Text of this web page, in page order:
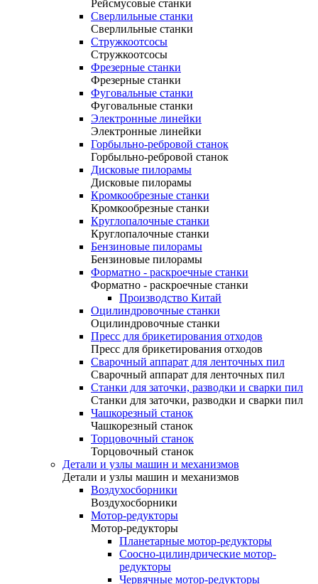
Рейсмусовые станки
Сверлильные станки
Сверлильные станки
Стружкоотсосы
Стружкоотсосы
Фрезерные станки
Фрезерные станки
Фуговальные станки
Фуговальные станки
Электронные линейки
Электронные линейки
Горбыльно-ребровой станок
Горбыльно-ребровой станок
Дисковые пилорамы
Дисковые пилорамы
Кромкообрезные станки
Кромкообрезные станки
Круглопалочные станки
Круглопалочные станки
Бензиновые пилорамы
Бензиновые пилорамы
Форматно - раскроечные станки
Форматно - раскроечные станки
Производство Китай
Оцилиндровочные станки
Оцилиндровочные станки
Пресс для брикетирования отходов
Пресс для брикетирования отходов
Сварочный аппарат для ленточных пил
Сварочный аппарат для ленточных пил
Станки для заточки, разводки и сварки пил
Станки для заточки, разводки и сварки пил
Чашкорезный станок
Чашкорезный станок
Торцовочный станок
Торцовочный станок
Детали и узлы машин и механизмов
Детали и узлы машин и механизмов
Воздухосборники
Воздухосборники
Мотор-редукторы
Мотор-редукторы
Планетарные мотор-редукторы
Соосно-цилиндрические мотор-
редукторы
Червячные мотор-редукторы